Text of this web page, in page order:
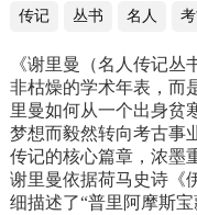
传记 丛书 名人
《谢里曼（名人传记
非枯燥的学术年表，而
里曼如何从一个出身贫
梦想而毅然转向考古事
传记的核心篇章，浓墨
谢里曼依据荷马史诗《
细描述了“普里阿摩斯